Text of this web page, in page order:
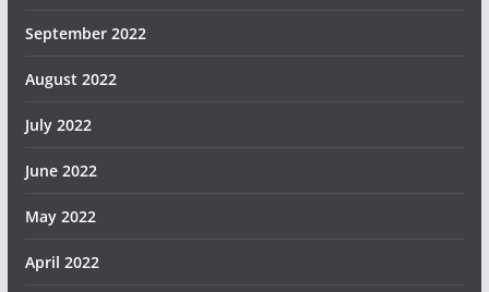
September 2022
August 2022
July 2022
June 2022
May 2022
April 2022